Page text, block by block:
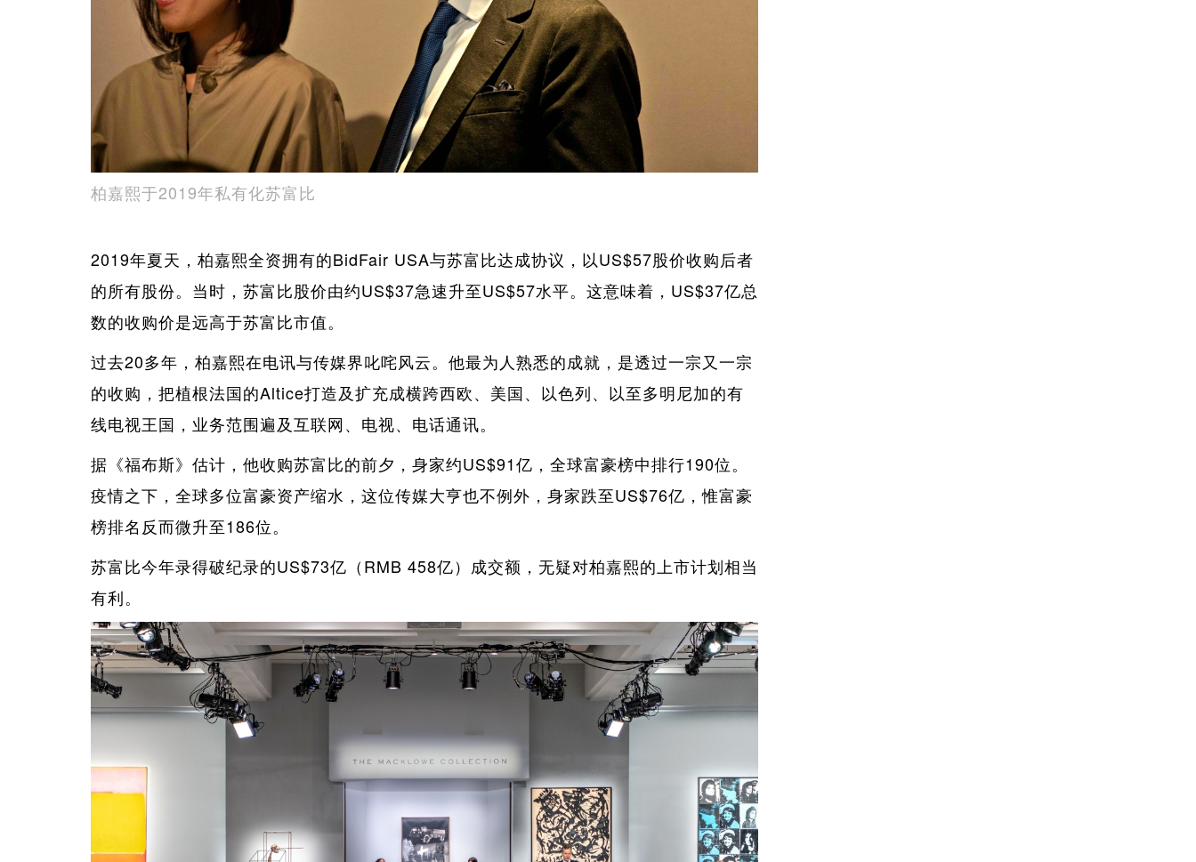
柏嘉熙于2019年私有化苏富比
2019年夏天，柏嘉熙全资拥有的BidFair USA与苏富比达成协议，以US$57股价收购后者
的所有股份。当时，苏富比股价由约US$37急速升至US$57水平。这意味着，US$37亿总
数的收购价是远高于苏富比市值。
过去20多年，柏嘉熙在电讯与传媒界叱咤风云。他最为人熟悉的成就，是透过一宗又一宗
的收购，把植根法国的Altice打造及扩充成横跨西欧、美国、以色列、以至多明尼加的有
线电视王国，业务范围遍及互联网、电视、电话通讯。
据《福布斯》估计，他收购苏富比的前夕，身家约US$91亿，全球富豪榜中排行190位。
疫情之下，全球多位富豪资产缩水，这位传媒大亨也不例外，身家跌至US$76亿，惟富豪
榜排名反而微升至186位。
苏富比今年录得破纪录的US$73亿（RMB 458亿）成交额，无疑对柏嘉熙的上市计划相当
有利。